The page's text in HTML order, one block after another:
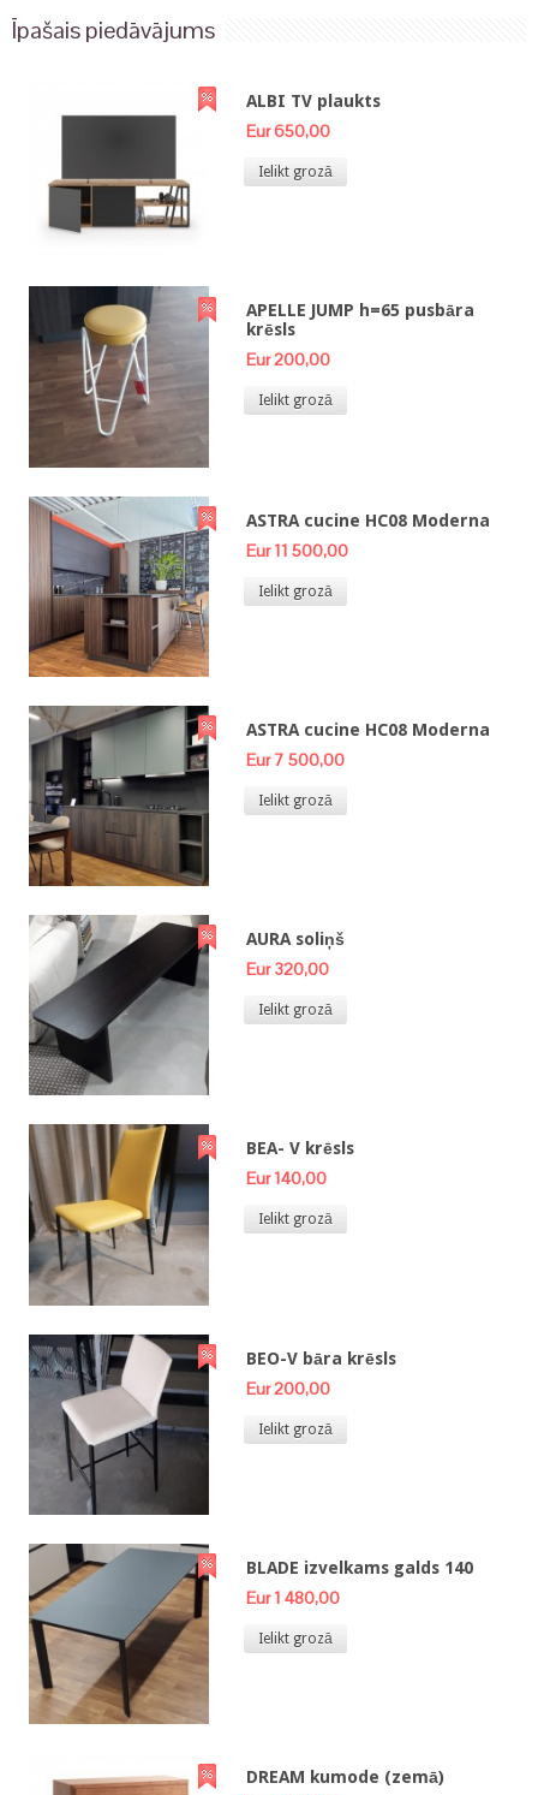
Īpašais piedāvājums
ALBI TV plaukts
Eur 650,00
Ielikt grozā
APELLE JUMP h=65 pusbāra
krēsls
Eur 200,00
Ielikt grozā
ASTRA cucine HC08 Moderna
Eur 11 500,00
Ielikt grozā
ASTRA cucine HC08 Moderna
Eur 7 500,00
Ielikt grozā
AURA soliņš
Eur 320,00
Ielikt grozā
BEA- V krēsls
Eur 140,00
Ielikt grozā
BEO-V bāra krēsls
Eur 200,00
Ielikt grozā
BLADE izvelkams galds 140
Eur 1 480,00
Ielikt grozā
DREAM kumode (zemā)